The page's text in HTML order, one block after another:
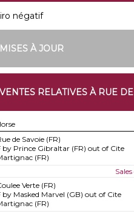
négatif
MISES À JOUR
VENTES RELATIVES À RUE
de Savoie (FR)
by Prince Gibraltar (FR) out of Cite
(FR)
Verte (FR)
by Masked Marvel (GB) out of Cite
(FR)